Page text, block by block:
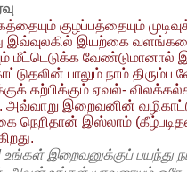
குழப்பத்தையும்
இவ்வுலகில் இயற்கை
மீட்டெடுக்க வேண்டுமானால்
பாலும் நாம்
கற்பிக்கும் ஏவல்-
இறைவனின்
நெறிதான் இஸ்லாம்
உங்கள் இறைவனுக்குப் பயந்து